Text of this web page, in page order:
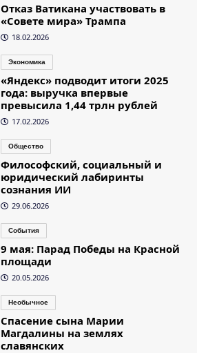
Отказ Ватикана участвовать в
«Совете мира» Трампа
18.02.2026
Экономика
«Яндекс» подводит итоги 2025
года: выручка впервые
превысила 1,44 трлн рублей
17.02.2026
Общество
Философский, социальный и
юридический лабиринты
сознания ИИ
29.06.2026
События
9 мая: Парад Победы на Красной
площади
20.05.2026
Необычное
Спасение сына Марии
Магдалины на землях
славянских